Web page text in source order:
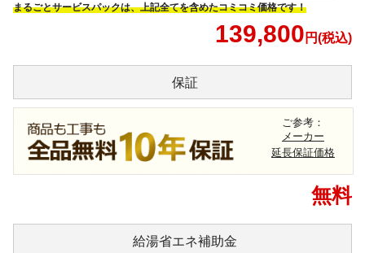
まるごとサービスパックは、上記全てを含めたコミコミ価格です！
139,800 円(税込)
保証
ご参考：
メーカー
延長保証価格
無料
給湯省エネ補助金